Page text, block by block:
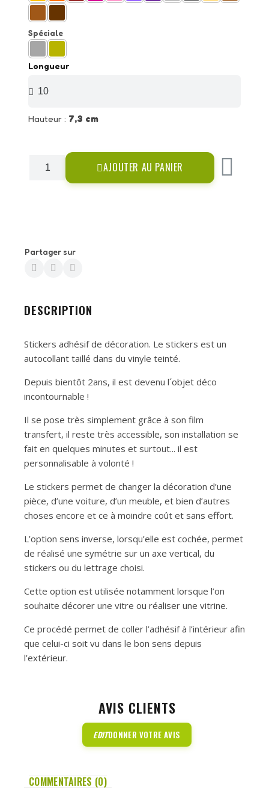
Spéciale
Longueur
Hauteur : 7,3 cm
AJOUTER AU PANIER
Partager sur
DESCRIPTION
Stickers adhésif de décoration. Le stickers est un
autocollant taillé dans du vinyle teinté.
Depuis bientôt 2ans, il est devenu l´objet déco
incontournable !
Il se pose très simplement grâce à son film
transfert, il reste très accessible, son installation se
fait en quelques minutes et surtout... il est
personnalisable à volonté !
Le stickers permet de changer la décoration d’une
pièce, d’une voiture, d’un meuble, et bien d’autres
choses encore et ce à moindre coût et sans effort.
L’option sens inverse, lorsqu’elle est cochée, permet
de réalisé une symétrie sur un axe vertical, du
stickers ou du lettrage choisi.
Cette option est utilisée notamment lorsque l’on
souhaite décorer une vitre ou réaliser une vitrine.
Ce procédé permet de coller l’adhésif à l’intérieur afin
que celui-ci soit vu dans le bon sens depuis
l’extérieur.
AVIS CLIENTS
EDITDONNER VOTRE AVIS
COMMENTAIRES (0)